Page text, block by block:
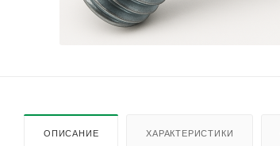
ОПИСАНИЕ ХАРАКТЕРИСТИКИ